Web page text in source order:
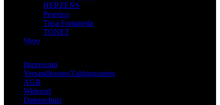
HERZENS
Peserico
Tissa Fontaneda
TONET
Shop
Wichtige Hinweise
Impressum
Versandkosten/Zahlungsarten
AGB
Widerruf
Datenschutz